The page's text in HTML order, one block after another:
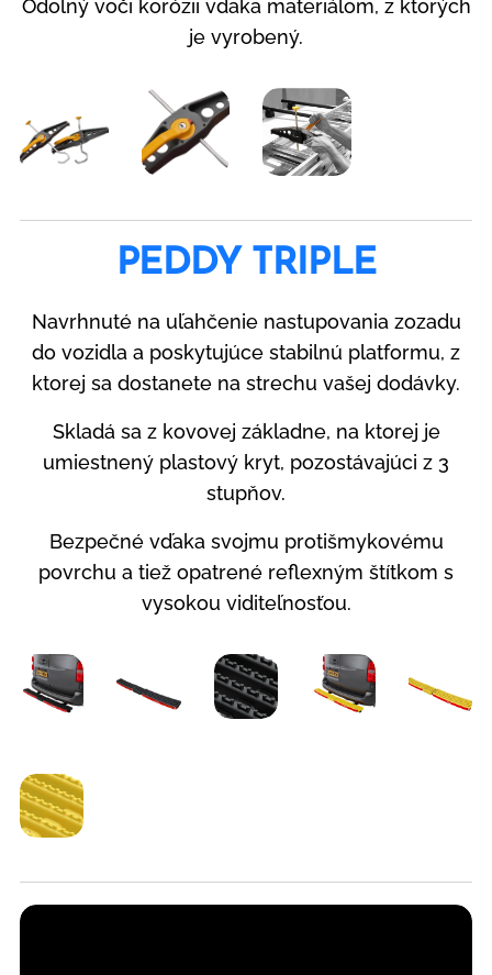
Odolný voči korózii vďaka materiálom, z ktorých
je vyrobený.
PEDDY TRIPLE
Navrhnuté na uľahčenie nastupovania zozadu
do vozidla a poskytujúce stabilnú platformu, z
ktorej sa dostanete na strechu vašej dodávky.
Skladá sa z kovovej základne, na ktorej je
umiestnený plastový kryt, pozostávajúci z 3
stupňov.
Bezpečné vďaka svojmu protišmykovému
povrchu a tiež opatrené reflexným štítkom s
vysokou viditeľnosťou.